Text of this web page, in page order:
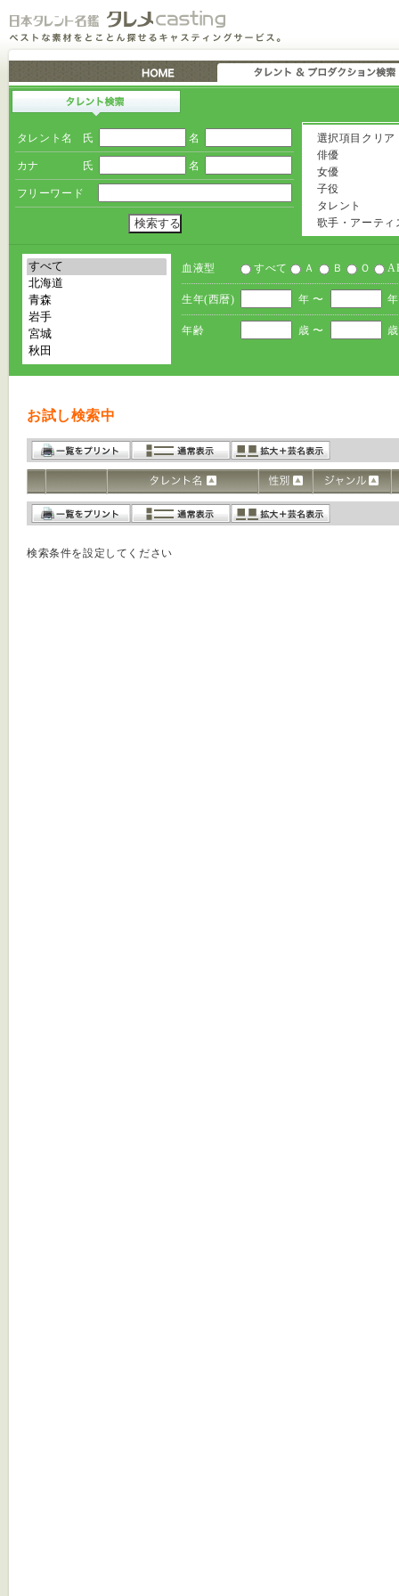
タレント名 氏 名
カナ 氏 名
フリーワード
選択項目クリア
俳優
女優
子役
タレント
歌手・アーティ
血液型 すべて Ａ Ｂ Ｏ
生年(西暦) 年 〜
年齢 歳 〜 歳
お試し検索中
検索条件を設定してください